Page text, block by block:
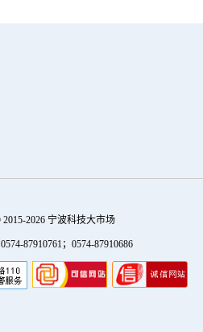
2026 宁波科技大市场
87910761；0574-87910686